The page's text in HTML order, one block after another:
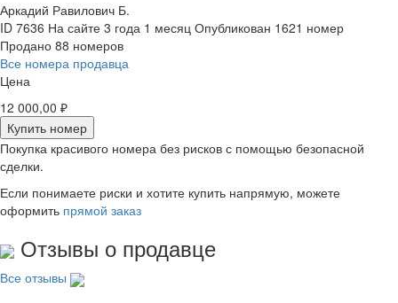
Аркадий Равилович Б.
ID 7636 На сайте 3 года 1 месяц Опубликован 1621 номер
Продано 88 номеров
Все номера продавца
Цена
12 000,00 ₽
Купить номер
Покупка красивого номера без рисков с помощью безопасной
сделки.
Если понимаете риски и хотите купить напрямую, можете
оформить прямой заказ
Отзывы о продавце
Все отзывы